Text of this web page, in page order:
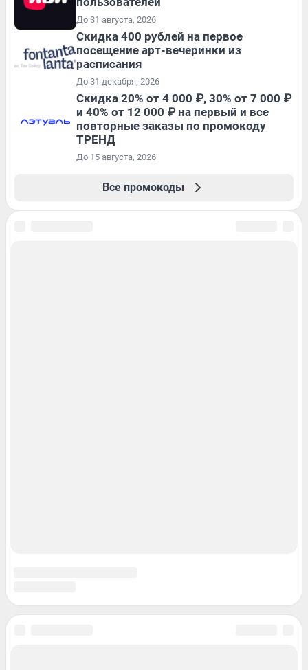
До 31 августа, 2026
Cкидка 400 рублей на первое
посещение арт-вечеринки из
расписания
До 31 декабря, 2026
Скидка 20% от 4 000 ₽, 30% от 7 000 ₽
и 40% от 12 000 ₽ на первый и все
повторные заказы по промокоду
ТРЕНД
До 15 августа, 2026
Все промокоды